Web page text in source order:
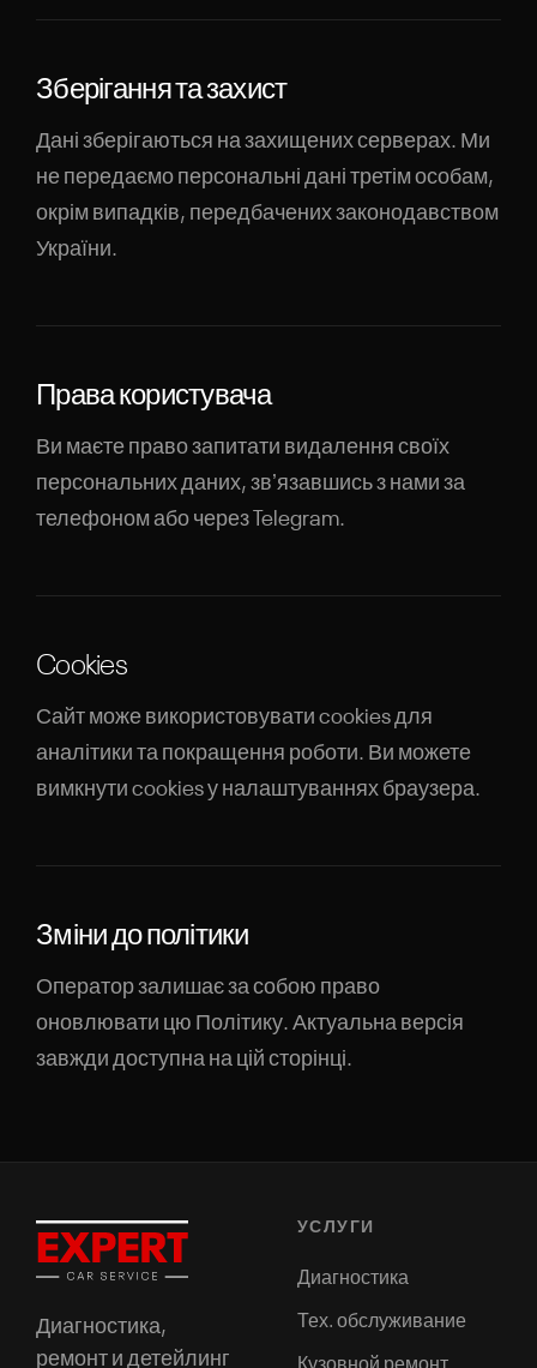
Зберігання та захист
Дані зберігаються на захищених серверах. Ми
не передаємо персональні дані третім особам,
окрім випадків, передбачених законодавством
України.
Права користувача
Ви маєте право запитати видалення своїх
персональних даних, звʼязавшись з нами за
телефоном або через Telegram.
Cookies
Сайт може використовувати cookies для
аналітики та покращення роботи. Ви можете
вимкнути cookies у налаштуваннях браузера.
Зміни до політики
Оператор залишає за собою право
оновлювати цю Політику. Актуальна версія
завжди доступна на цій сторінці.
Диагностика,
ремонт и детейлинг
УСЛУГИ
Диагностика
Тех. обслуживание